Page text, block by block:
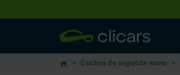
Coches de segunda mano